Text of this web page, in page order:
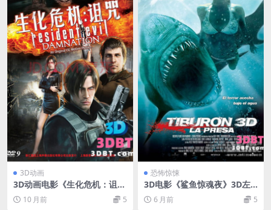
3D动画
3D动画电影《生化危机：诅
咒》3D 左右格式 高清网盘下
载 Resident.Evil.Damnatio
10 月前 5
恐怖惊悚
3D电影《鲨鱼惊魂夜》3D左
右格式 高清 网盘下载 3DVR电
影 6 月前 5